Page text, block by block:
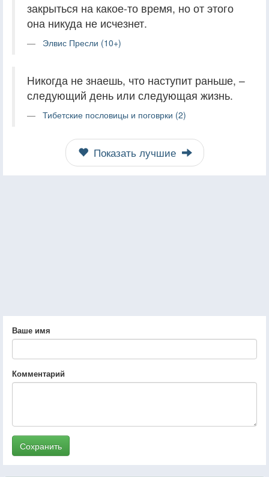
закрыться на какое-то время, но от этого
она никуда не исчезнет.
Элвис Пресли (10+)
Hикогда не знаешь, что наступит раньше, –
следующий день или следующая жизнь.
Тибетские пословицы и поговрки (2)
Показать лучшие
Ваше имя
Комментарий
Сохранить